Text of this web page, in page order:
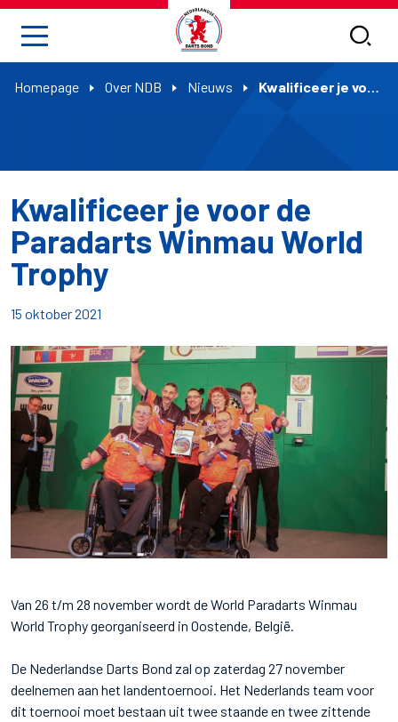
Homepage Over NDB Nieuws Kwalificeer je voor de Paradarts Winmau World Trophy
Kwalificeer je voor de
Paradarts Winmau World
Trophy
15 oktober 2021
Van 26 t/m 28 november wordt de World Paradarts Winmau
World Trophy georganiseerd in Oostende, België.
De Nederlandse Darts Bond zal op zaterdag 27 november
deelnemen aan het landentoernooi. Het Nederlands team voor
dit toernooi moet bestaan uit twee staande en twee zittende